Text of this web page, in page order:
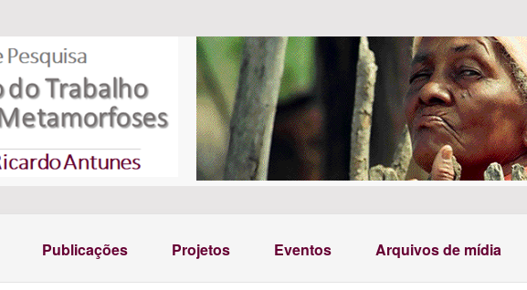
Publicações Projetos Eventos Arquivos de mídia